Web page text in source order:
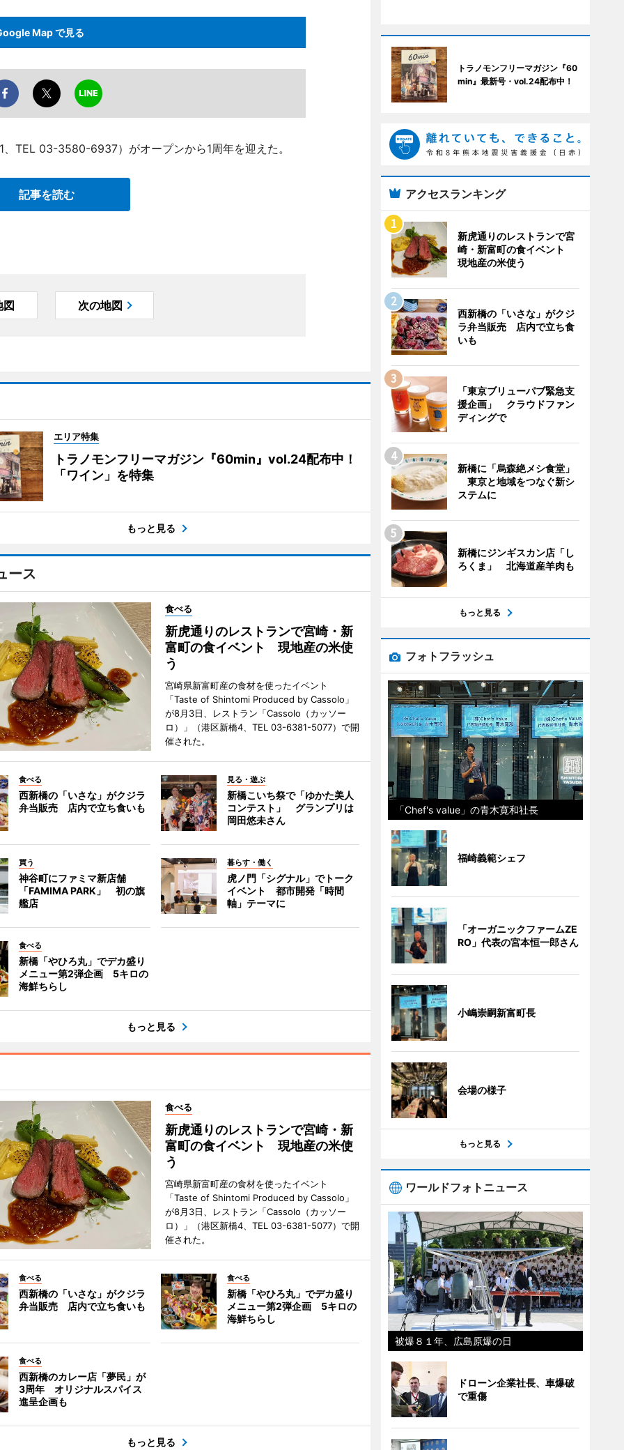
Map で見る
TEL 03-3580-6937）がオープンから1周年を迎えた。
記事を読む
図 次の地図
エリア特集
トラノモンフリーマガジン『60min』vol.24配布中！
「ワイン」を特集
もっと見る
ース
食べる
新虎通りのレストランで宮崎・新
富町の食イベント 現地産の米使
う
宮崎県新富町産の食材を使ったイベント
「Taste of Shintomi Produced by Cassolo」
が8月3日、レストラン「Cassolo（カッソー
ロ）」（港区新橋4、TEL 03-6381-5077）で開
催された。
食べる
西新橋の「いさな」がクジラ
弁当販売 店内で立ち食いも
見る・遊ぶ
新橋こいち祭で「ゆかた美人
コンテスト」 グランプリは
岡田悠未さん
買う
神谷町にファミマ新店舗
「FAMIMA PARK」 初の旗
艦店
暮らす・働く
虎ノ門「シグナル」でトーク
イベント 都市開発「時間
軸」テーマに
食べる
新橋「やひろ丸」でデカ盛り
メニュー第2弾企画 5キロの
海鮮ちらし
もっと見る
食べる
新虎通りのレストランで宮崎・新
富町の食イベント 現地産の米使
う
宮崎県新富町産の食材を使ったイベント
「Taste of Shintomi Produced by Cassolo」
が8月3日、レストラン「Cassolo（カッソー
ロ）」（港区新橋4、TEL 03-6381-5077）で開
催された。
食べる
西新橋の「いさな」がクジラ
弁当販売 店内で立ち食いも
食べる
新橋「やひろ丸」でデカ盛り
メニュー第2弾企画 5キロの
海鮮ちらし
食べる
西新橋のカレー店「夢民」が
3周年 オリジナルスパイス
進呈企画も
もっと見る
トラノモンフリーマガジン『60
min』最新号・vol.24配布中！
アクセスランキング
新虎通りのレストランで宮
崎・新富町の食イベント
現地産の米使う
西新橋の「いさな」がクジ
ラ弁当販売 店内で立ち食
いも
「東京ブリューパブ緊急支
援企画」 クラウドファン
ディングで
新橋に「烏森絶メシ食堂」
東京と地域をつなぐ新シ
ステムに
新橋にジンギスカン店「し
ろくま」 北海道産羊肉も
もっと見る
フォトフラッシュ
「Chef's value」の青木寛和社長
福崎義範シェフ
「オーガニックファームZE
RO」代表の宮本恒一郎さん
小嶋崇嗣新富町長
会場の様子
もっと見る
ワールドフォトニュース
被爆８１年、広島原爆の日
ドローン企業社長、車爆破
で重傷